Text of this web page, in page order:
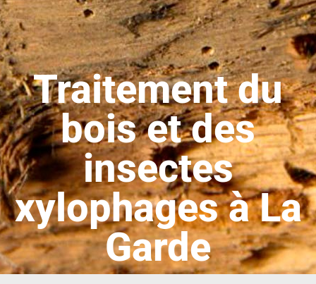
Traitement du
bois et des
insectes
xylophages à La
Garde